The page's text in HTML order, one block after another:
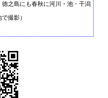
之島にも春秋に河川・池・干潟
撮影）